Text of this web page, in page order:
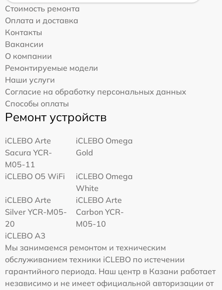
Стоимость ремонта
Оплата и доставка
Контакты
Вакансии
О компании
Ремонтируемые модели
Наши услуги
Согласие на обработку персональных данных
Способы оплаты
Ремонт устройств
iCLEBO Arte
Sacura YCR-
M05-11
iCLEBO Omega
Gold
iCLEBO O5 WiFi
iCLEBO Omega
White
iCLEBO Arte
Silver YCR-M05-
20
iCLEBO Arte
Carbon YCR-
M05-10
iCLEBO A3
Мы занимаемся ремонтом и техническим
обслуживанием техники iCLEBO по истечении
гарантийного периода. Наш центр в Казани работает
независимо и не имеет официальной авторизации от